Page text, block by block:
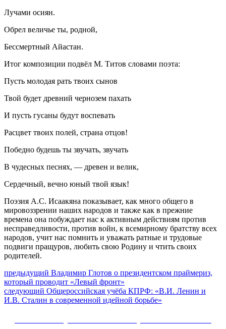
Лучами осиян.
Обрел величье ты, родной,
Бессмертный Айастан.
Итог композиции подвёл М. Титов словами поэта:
Пусть молодая рать твоих сынов
Твой будет древний чернозем пахать
И пусть гусаны будут воспевать
Расцвет твоих полей, страна отцов!
Победно будешь ты звучать, звучать
В чудесных песнях, — древен и велик,
Сердечный, вечно юный твой язык!
Поэзия А.С. Исаакяна показывает, как много общего в
мировоззрении наших народов и также как в прежние
времена она побуждает нас к активным действиям против
несправедливости, против войн, к всемирному братству всех
народов, учит нас помнить и уважать ратные и трудовые
подвиги пращуров, любить свою Родину и чтить своих
родителей.
Навигация
по
записям
предыдущий Предыдущий
пост:
Владимир Глотов о президентском праймериз,
который проводит «Левый фронт»
следующий Следующее
сообщение:
Общероссийская учёба КПРФ: «В.И. Ленин и
И.В. Сталин в современной идейной борьбе»